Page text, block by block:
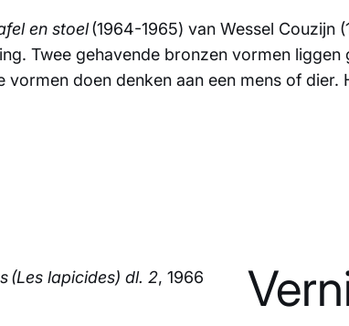
en stoel(1964-1965) van Wessel Couzijn
Twee gehavende bronzen vormen
vormen doen denken aan een mens of
(Les lapicides) dl. 2, 1966